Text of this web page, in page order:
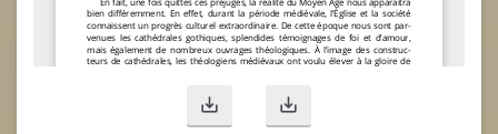
save_alt save_alt